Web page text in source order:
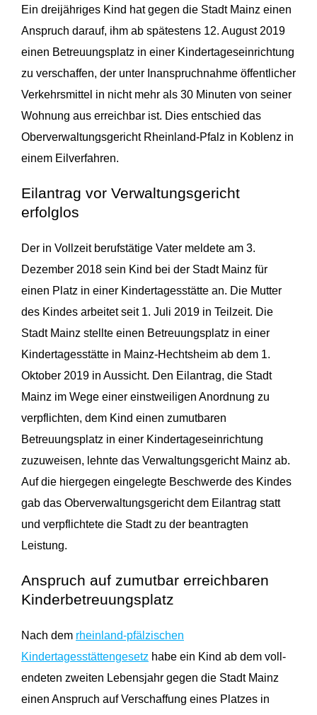
Ein dreijähriges Kind hat gegen die Stadt Mainz einen
Anspruch darauf, ihm ab spätestens 12. August 2019
einen Betreuungsplatz in einer Kindertageseinrichtung
zu verschaffen, der unter Inanspruchnahme öffentlicher
Verkehrsmittel in nicht mehr als 30 Minuten von seiner
Wohnung aus erreichbar ist. Dies entschied das
Oberverwal­tungsgericht Rheinland-Pfalz in Koblenz in
einem Eilverfahren.
Eilantrag vor Verwaltungsgericht
erfolglos
Der in Vollzeit berufstätige Vater meldete am 3.
Dezember 2018 sein Kind bei der Stadt Mainz für
einen Platz in einer Kindertagesstätte an. Die Mutter
des Kindes arbeitet seit 1. Juli 2019 in Teilzeit. Die
Stadt Mainz stellte einen Betreuungsplatz in einer
Kinder­tagesstätte in Mainz-Hechtsheim ab dem 1.
Oktober 2019 in Aussicht. Den Eilantrag, die Stadt
Mainz im Wege einer einstweiligen Anordnung zu
verpflichten, dem Kind einen zumutbaren
Betreuungsplatz in einer Kindertageseinrichtung
zuzuweisen, lehnte das Verwaltungsgericht Mainz ab.
Auf die hiergegen eingelegte Beschwerde des Kindes
gab das Oberverwaltungsgericht dem Eilantrag statt
und verpflichtete die Stadt zu der beantragten
Leistung.
Anspruch auf zumutbar erreichbaren
Kinderbetreuungsplatz
Nach dem rheinland-pfälzischen
Kindertagesstättengesetz habe ein Kind ab dem voll­
endeten zweiten Lebensjahr gegen die Stadt Mainz
einen Anspruch auf Verschaffung eines Platzes in